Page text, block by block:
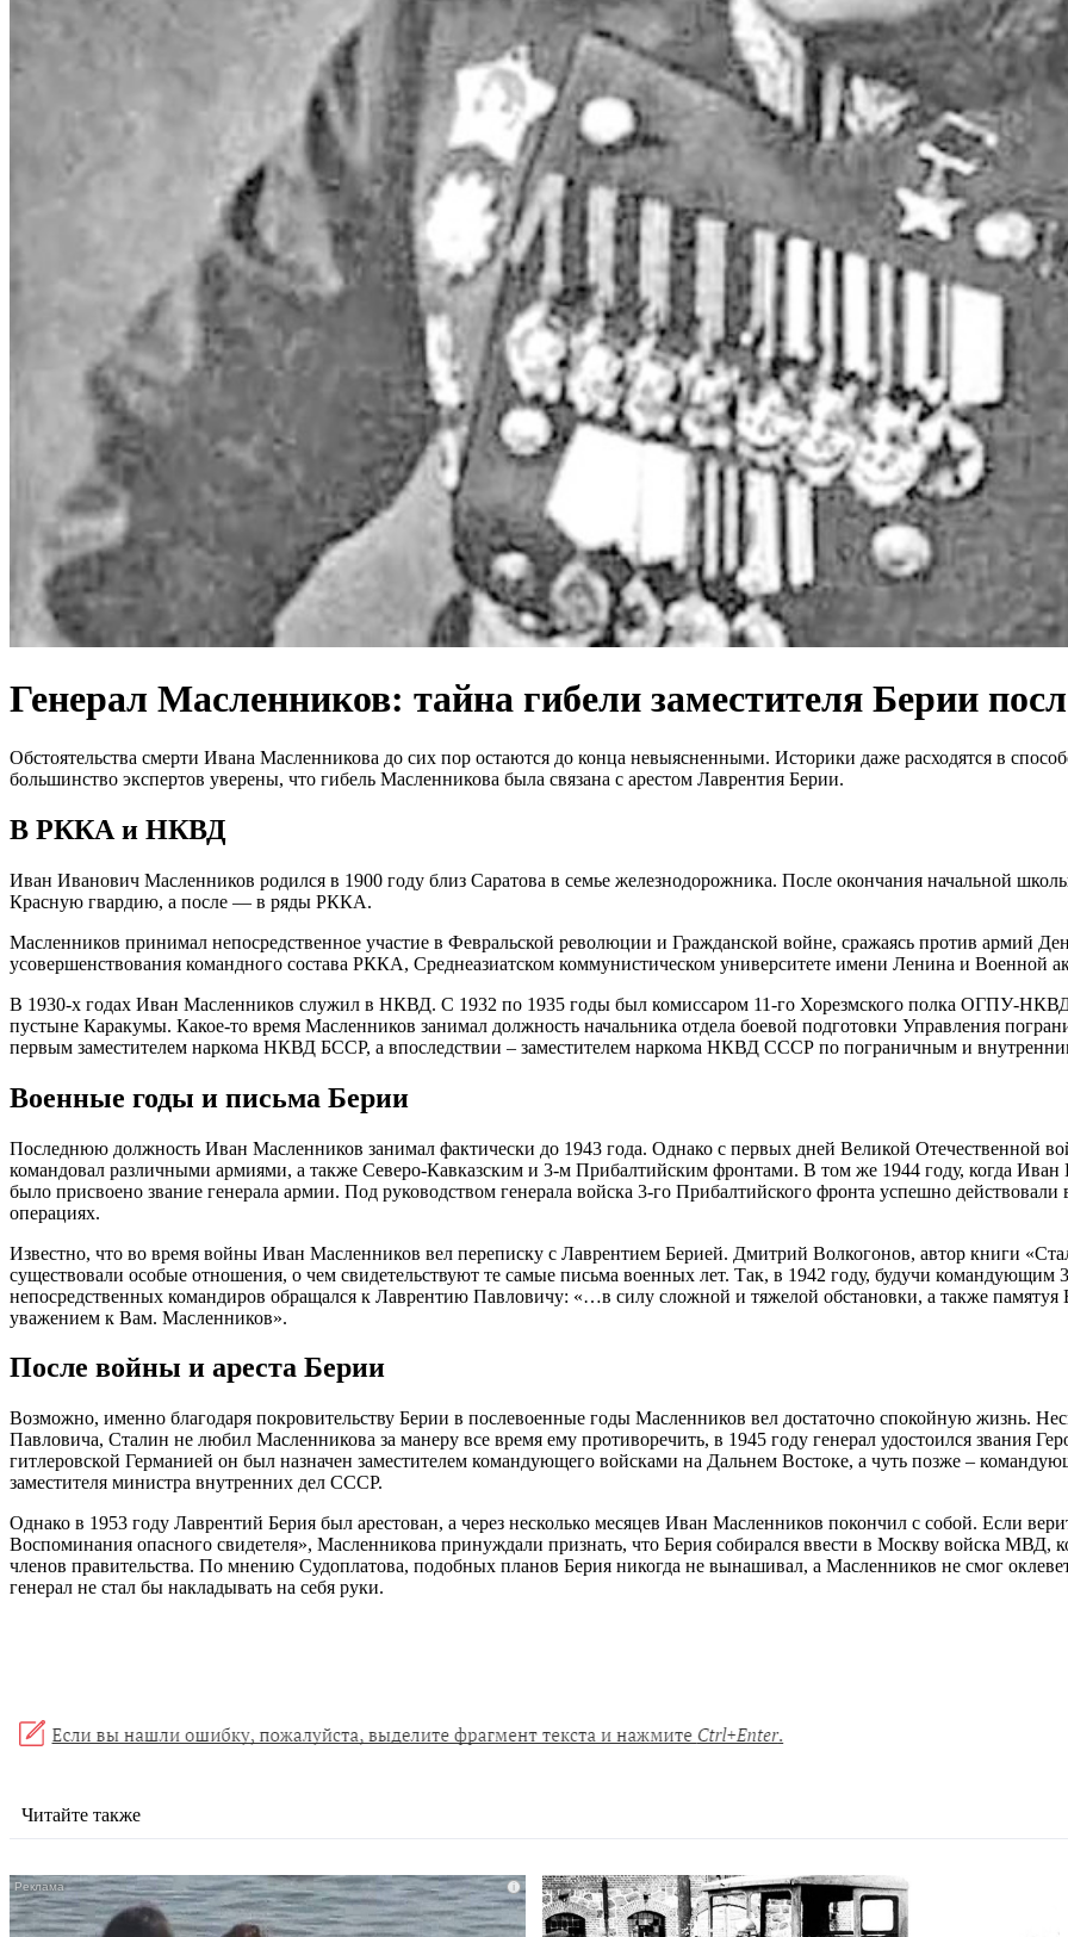
Генерал Масленников: тайна гибели заместителя Берии
Обстоятельства смерти Ивана Масленникова до сих пор остаются до конца невыясненными. Историки даже расходятся в
большинство экспертов уверены, что гибель Масленникова была связана с арестом Лаврентия Берии.
В РККА и НКВД
Иван Иванович Масленников родился в 1900 году близ Саратова в семье железнодорожника. После окончания начальной
Красную гвардию, а после — в ряды РККА.
Масленников принимал непосредственное участие в Февральской революции и Гражданской войне, сражаясь против армий
усовершенствования командного состава РККА, Среднеазиатском коммунистическом университете имени Ленина и Военной
В 1930-х годах Иван Масленников служил в НКВД. С 1932 по 1935 годы был комиссаром 11-го Хорезмского полка ОГПУ-
пустыне Каракумы. Какое-то время Масленников занимал должность начальника отдела боевой подготовки Управления
первым заместителем наркома НКВД БССР, а впоследствии – заместителем наркома НКВД СССР по пограничным и
Военные годы и письма Берии
Последнюю должность Иван Масленников занимал фактически до 1943 года. Однако с первых дней Великой Отечественной
командовал различными армиями, а также Северо-Кавказским и 3-м Прибалтийским фронтами. В том же 1944 году, когда
было присвоено звание генерала армии. Под руководством генерала войска 3-го Прибалтийского фронта успешно
операциях.
Известно, что во время войны Иван Масленников вел переписку с Лаврентием Берией. Дмитрий Волкогонов, автор книги
существовали особые отношения, о чем свидетельствуют те самые письма военных лет. Так, в 1942 году, будучи командующим
непосредственных командиров обращался к Лаврентию Павловичу: «…в силу сложной и тяжелой обстановки, а также
уважением к Вам. Масленников».
После войны и ареста Берии
Возможно, именно благодаря покровительству Берии в послевоенные годы Масленников вел достаточно спокойную жизнь.
Павловича, Сталин не любил Масленникова за манеру все время ему противоречить, в 1945 году генерал удостоился звания
гитлеровской Германией он был назначен заместителем командующего войсками на Дальнем Востоке, а чуть позже –
заместителя министра внутренних дел СССР.
Однако в 1953 году Лаврентий Берия был арестован, а через несколько месяцев Иван Масленников покончил с собой. Если
Воспоминания опасного свидетеля», Масленникова принуждали признать, что Берия собирался ввести в Москву войска МВД,
членов правительства. По мнению Судоплатова, подобных планов Берия никогда не вынашивал, а Масленников не смог
генерал не стал бы накладывать на себя руки.
Читайте также
i